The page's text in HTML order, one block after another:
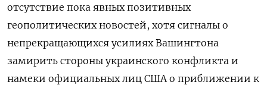
отсутствие пока явных позитивных
геополитических новостей, хотя сигналы о
непрекращающихся усилиях Вашингтона
замирить стороны украинского конфликта и
намеки официальных лиц США о приближении к